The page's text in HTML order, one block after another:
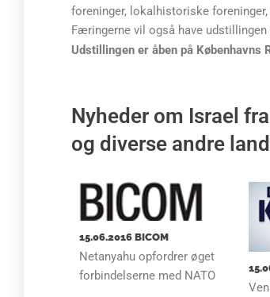
foreninger, lokalhistoriske
Færingerne vil også have udstillingen
Udstillingen er åben på
Nyheder om Israel
og diverse andre
15.06.2016 BICOM
Netanyahu opfordrer øget
forbindelserne med NATO